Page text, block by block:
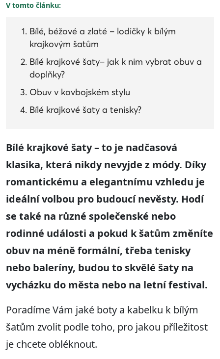
V tomto článku:
Bílé, béžové a zlaté – lodičky k bílým
krajkovým šatům
Bílé krajkové šaty– jak k nim vybrat obuv a
doplňky?
Obuv v kovbojském stylu
Bílé krajkové šaty a tenisky?
Bílé krajkové šaty – to je nadčasová
klasika, která nikdy nevyjde z módy. Díky
romantickému a elegantnímu vzhledu je
ideální volbou pro budoucí nevěsty. Hodí
se také na různé společenské nebo
rodinné události a pokud k šatům změníte
obuv na méně formální, třeba tenisky
nebo baleríny, budou to skvělé šaty na
vycházku do města nebo na letní festival.
Poradíme Vám jaké boty a kabelku k bílým
šatům zvolit podle toho, pro jakou příležitost
je chcete obléknout.